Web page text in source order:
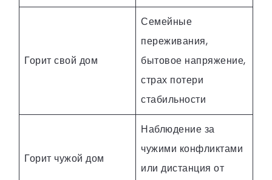
Горит свой дом
Семейные
переживания,
бытовое напряжение,
страх потери
стабильности
Горит чужой дом
Наблюдение за
чужими конфликтами
или дистанция от